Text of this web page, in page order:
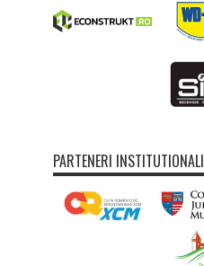
PARTENERI INSTITUTIONALI